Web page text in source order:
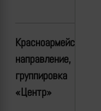
направление,
группировка
«Центр»